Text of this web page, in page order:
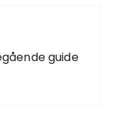
guide